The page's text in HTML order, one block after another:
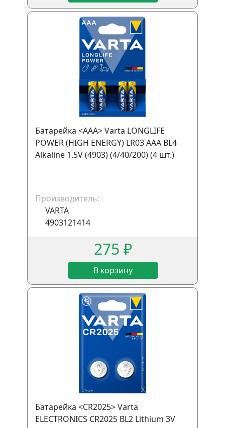
Батарейка <AAA> Varta LONGLIFE
POWER (HIGH ENERGY) LR03 AAA BL4
Alkaline 1.5V (4903) (4/40/200) (4 шт.)
Производитель:
VARTA
4903121414
275 ₽
В корзину
Батарейка <CR2025> Varta
ELECTRONICS CR2025 BL2 Lithium 3V